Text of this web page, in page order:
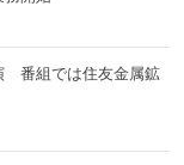
番組では住友金属鉱